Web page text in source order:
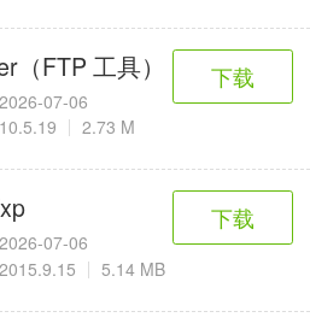
（FTP 工具）
2026-07-06
2.73 M
下载
2026-07-06
5.14 MB
下载